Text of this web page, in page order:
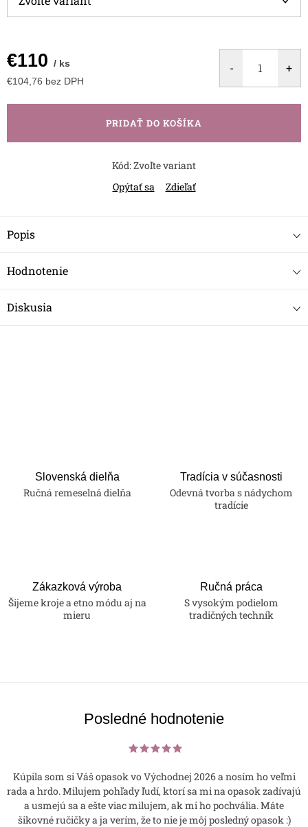
€110 / ks
€104,76 bez DPH
cena:
PRIDAŤ DO KOŠÍKA
Kód:Zvoľte variant
Opýtať sa
Zdieľať
Popis
Hodnotenie
Diskusia
Slovenská dielňa
Ručná remeselná dielňa
Tradícia v súčasnosti
Odevná tvorba s nádychom
tradície
Zákazková výroba
Šijeme kroje a etno módu aj na
mieru
Ručná práca
S vysokým podielom
tradičných techník
Posledné hodnotenie
Kúpila som si Váš opasok vo Východnej 2026 a nosím ho veľmi
rada a hrdo. Milujem pohľady ľudí, ktorí sa mi na opasok zadívajú
a usmejú sa a ešte viac milujem, ak mi ho pochvália. Máte
šikovné ručičky a ja verím, že to nie je môj posledný opasok :)